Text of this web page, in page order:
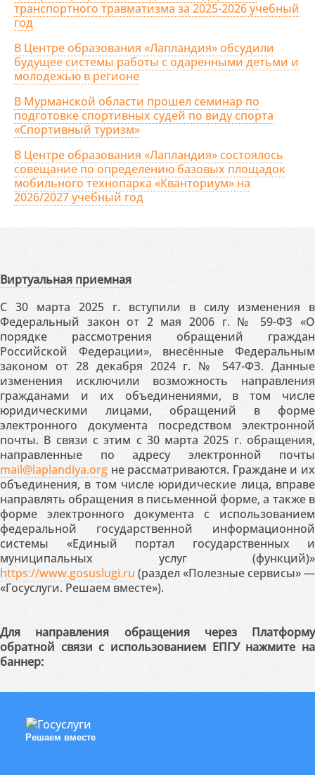
транспортного травматизма за 2025-2026 учебный
год
В Центре образования «Лапландия» обсудили
будущее системы работы с одаренными детьми и
молодежью в регионе
В Мурманской области прошел семинар по
подготовке спортивных судей по виду спорта
«Спортивный туризм»
В Центре образования «Лапландия» состоялось
совещание по определению базовых площадок
мобильного технопарка «Кванториум» на
2026/2027 учебный год
Виртуальная приемная
С 30 марта 2025 г. вступили в силу изменения в
Федеральный закон от 2 мая 2006 г. № 59-ФЗ «О
порядке рассмотрения обращений граждан
Российской Федерации», внесённые Федеральным
законом от 28 декабря 2024 г. № 547-ФЗ. Данные
изменения исключили возможность направления
гражданами и их объединениями, в том числе
юридическими лицами, обращений в форме
электронного документа посредством электронной
почты. В связи с этим с 30 марта 2025 г. обращения,
направленные по адресу электронной почты
mail@laplandiya.org не рассматриваются. Граждане и их
объединения, в том числе юридические лица, вправе
направлять обращения в письменной форме, а также в
форме электронного документа с использованием
федеральной государственной информационной
системы «Единый портал государственных и
муниципальных услуг (функций)»
https://www.gosuslugi.ru (раздел «Полезные сервисы» —
«Госуслуги. Решаем вместе»).
Для направления обращения через Платформу
обратной связи с использованием ЕПГУ нажмите на
баннер:
Решаем вместе